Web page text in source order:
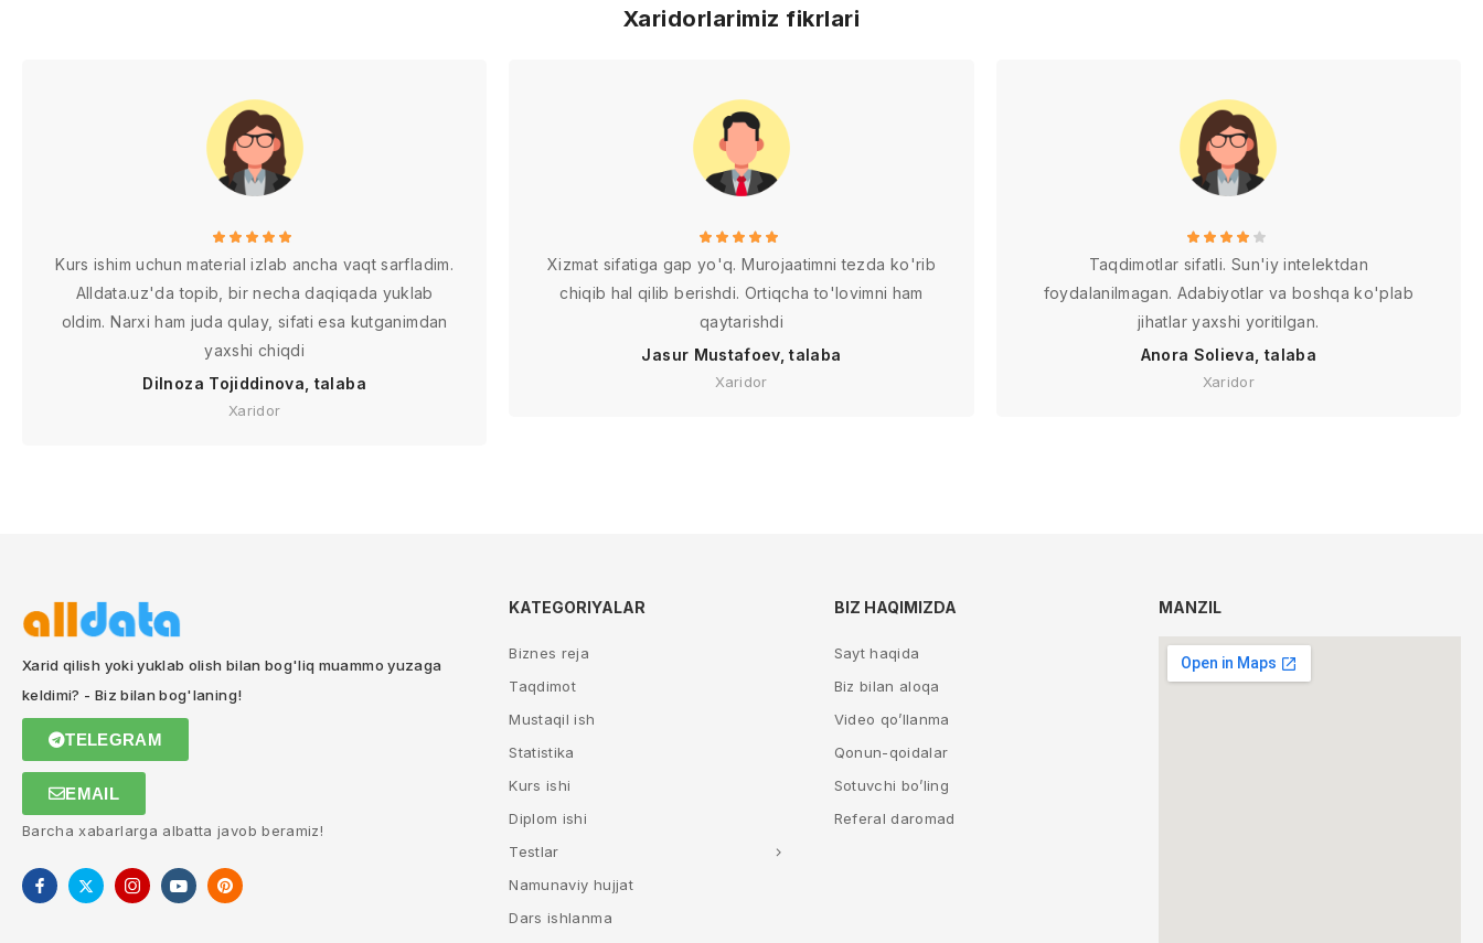
Xaridorlarimiz fikrlari
Kurs ishim uchun material izlab ancha vaqt sarfladim.
Alldata.uz'da topib, bir necha daqiqada yuklab
oldim. Narxi ham juda qulay, sifati esa kutganimdan
yaxshi chiqdi
Dilnoza Tojiddinova, talaba
Xaridor
Xizmat sifatiga gap yo'q. Murojaatimni tezda ko'rib
chiqib hal qilib berishdi. Ortiqcha to'lovimni ham
qaytarishdi
Jasur Mustafoev, talaba
Xaridor
Taqdimotlar sifatli. Sun'iy intelektdan
foydalanilmagan. Adabiyotlar va boshqa ko'plab
jihatlar yaxshi yoritilgan.
Anora Solieva, talaba
Xaridor
Xarid qilish yoki yuklab olish bilan bog'liq muammo yuzaga
keldimi? - Biz bilan bog'laning!
TELEGRAM
EMAIL
Barcha xabarlarga albatta javob beramiz!
KATEGORIYALAR
Biznes reja
Taqdimot
Mustaqil ish
Statistika
Kurs ishi
Diplom ishi
Testlar
Namunaviy hujjat
Dars ishlanma
BIZ HAQIMIZDA
Sayt haqida
Biz bilan aloqa
Video qo’llanma
Qonun-qoidalar
Sotuvchi bo’ling
Referal daromad
MANZIL